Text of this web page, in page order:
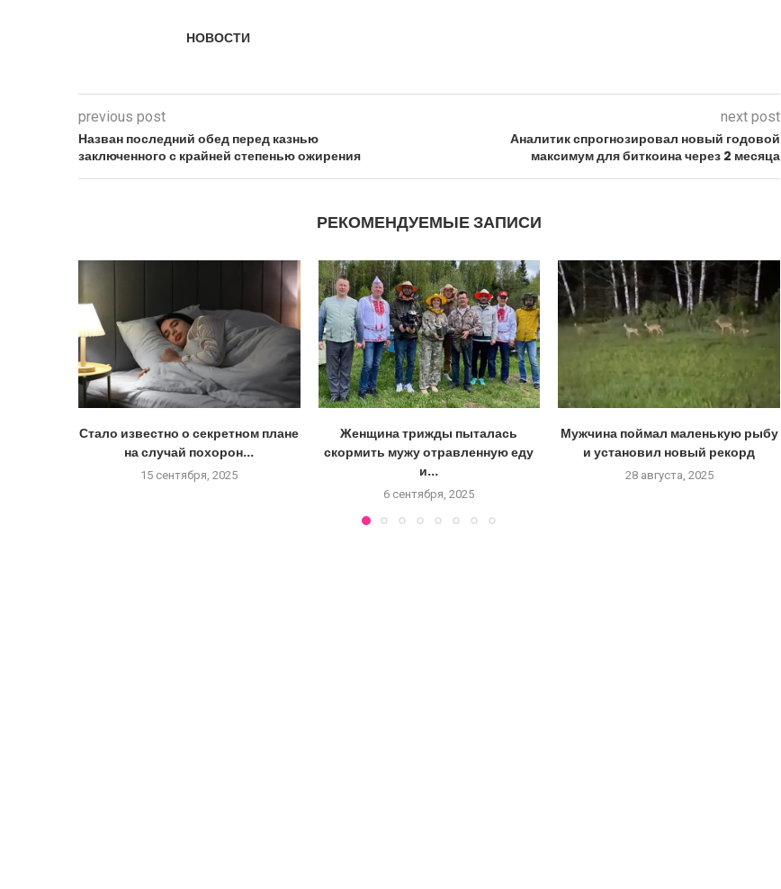
НОВОСТИ
previous post
Назван последний обед перед казнью
заключенного с крайней степенью ожирения
next post
Аналитик спрогнозировал новый годовой
максимум для биткоина через 2 месяца
РЕКОМЕНДУЕМЫЕ ЗАПИСИ
Стало известно о секретном плане
на случай похорон...
15 сентября, 2025
Женщина трижды пыталась
скормить мужу отравленную еду
и...
6 сентября, 2025
Мужчина поймал маленькую рыбу
и установил новый рекорд
28 августа, 2025